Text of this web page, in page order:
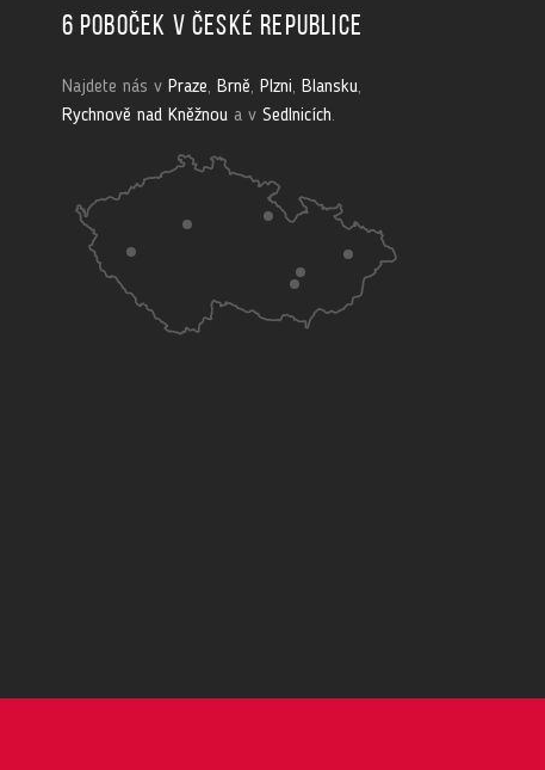
6 poboček v České republice
Najdete nás v Praze, Brně, Plzni, Blansku,
Rychnově nad Kněžnoua v Sedlnicích.